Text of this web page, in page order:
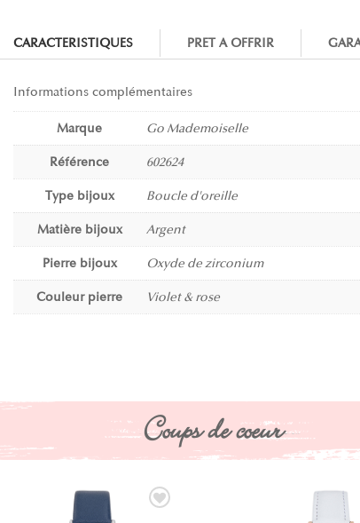
CARACTERISTIQUES PRET A OFFRIR
Informations complémentaires
Marque Go Mademoiselle
Référence 602624
Type bijoux Boucle d'oreille
Matière bijoux Argent
Pierre bijoux Oxyde de zirconium
Couleur pierre Violet & rose
Coups de coeur